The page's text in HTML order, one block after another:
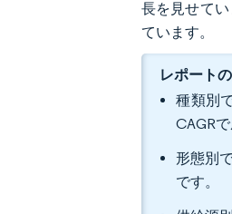
長を見せて
ています。
レポート
種類別
CAGR
形態別
です。